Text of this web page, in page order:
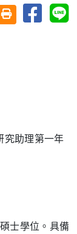
友善列印(另開視
分享至
究助理第一年
士學位。具備